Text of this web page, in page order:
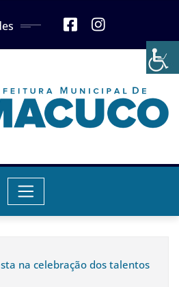
na celebração dos talentos